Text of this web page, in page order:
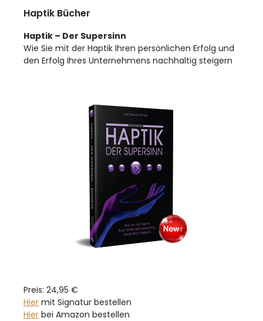
Haptik Bücher
Haptik – Der Supersinn
Wie Sie mit der Haptik Ihren persönlichen Erfolg und
den Erfolg Ihres Unternehmens nachhaltig steigern
Preis: 24,95 €
Hier mit Signatur bestellen
Hier bei Amazon bestellen